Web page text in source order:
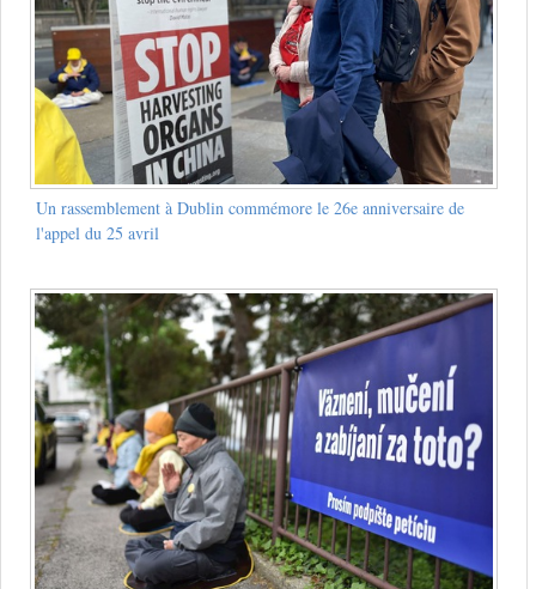
Un rassemblement à Dublin commémore le 26e anniversaire de
l'appel du 25 avril